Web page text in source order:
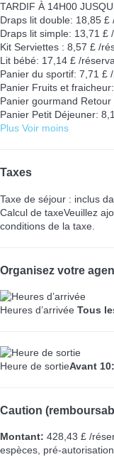
TARDIF À 14H00
Draps lit double: 18,85 £
Draps lit simple: 13,71 £
Kit Serviettes : 8,57 £ /
Lit bébé: 17,14 £ /
Panier du sportif: 7,71 £
Panier Fruits et
Panier gourmand
Panier Petit Déjeuner:
Plus Voir moins
Taxes
Taxe de séjour : inclus
Calcul de taxeVeuillez
conditions de la taxe.
Organisez votre
Heures d’arrivée Tous
Heure de sortieAvant
Caution
Montant: 428,43 £ /
espèces, pré-